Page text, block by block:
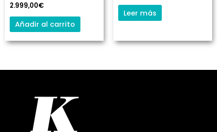
2.999,00€
Añadir al carrito
Leer más